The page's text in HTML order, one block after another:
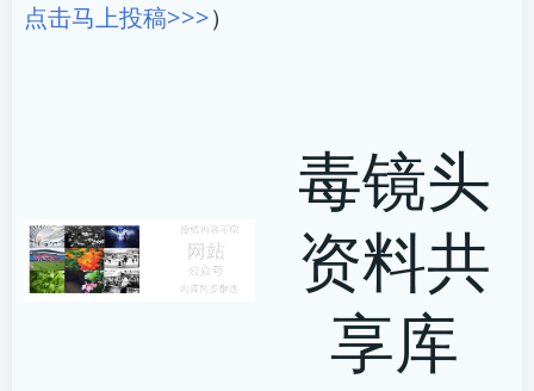
点击马上投稿>>>）
毒镜头
资料共
享库